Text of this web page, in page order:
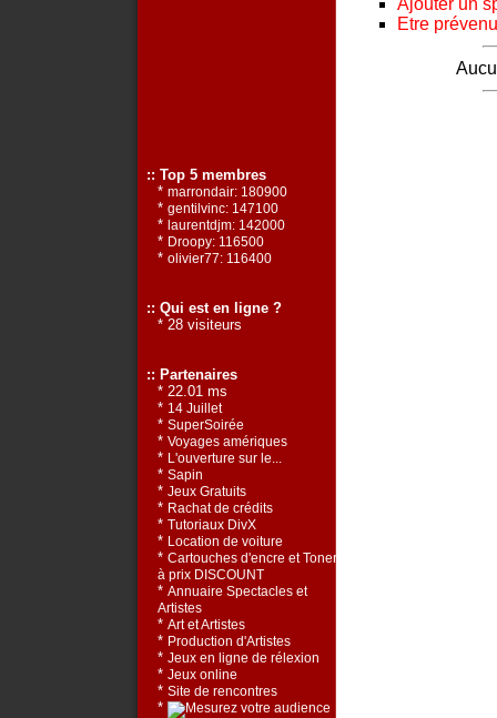
Ajouter un
Etre
:: Top 5 membres
* marrondair: 180900
* gentilvinc: 147100
* laurentdjm: 142000
* Droopy: 116500
* olivier77: 116400
:: Qui est en ligne ?
* 28 visiteurs
:: Partenaires
* 22.01 ms
* 14 Juillet
* SuperSoirée
* Voyages amériques
* L'ouverture sur le...
* Sapin
* Jeux Gratuits
* Rachat de crédits
* Tutoriaux DivX
* Location de voiture
* Cartouches d'encre et Toners
à prix DISCOUNT
* Annuaire Spectacles et
Artistes
* Art et Artistes
* Production d'Artistes
* Jeux en ligne de rélexion
* Jeux online
* Site de rencontres
*